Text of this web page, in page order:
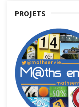
PROJETS